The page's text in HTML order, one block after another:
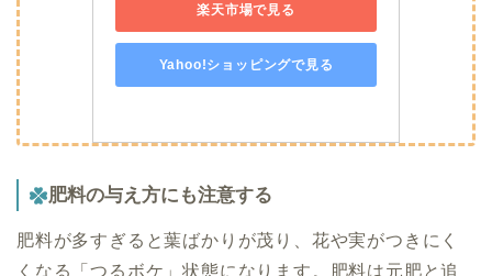
楽天市場で見る
Yahoo!ショッピングで見る
肥料の与え方にも注意する
肥料が多すぎると葉ばかりが茂り、花や実がつきにく
くなる「つるボケ」状態になります。肥料は元肥と追